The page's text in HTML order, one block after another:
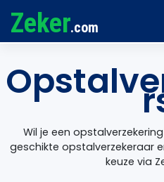
Zeker.com
Wil je een
geschikte opstalverzekeraar
keuze via